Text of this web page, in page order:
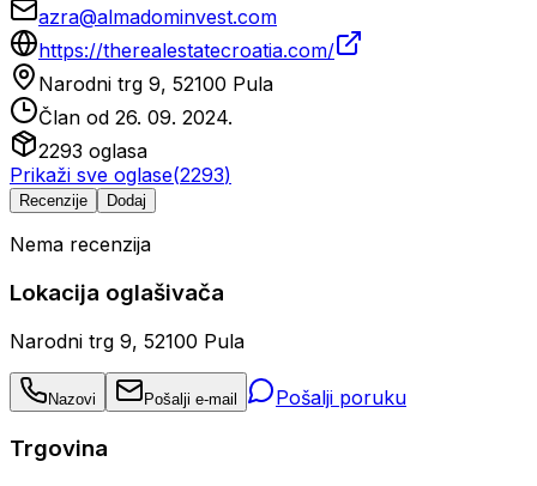
azra@almadominvest.com
https://therealestatecroatia.com/
Narodni trg 9, 52100 Pula
Član od 26. 09. 2024.
2293 oglasa
Prikaži sve oglase(2293)
Recenzije Dodaj
Nema recenzija
Lokacija oglašivača
Narodni trg 9, 52100 Pula
Nazovi Pošalji e-mail Pošalji poruku
Trgovina